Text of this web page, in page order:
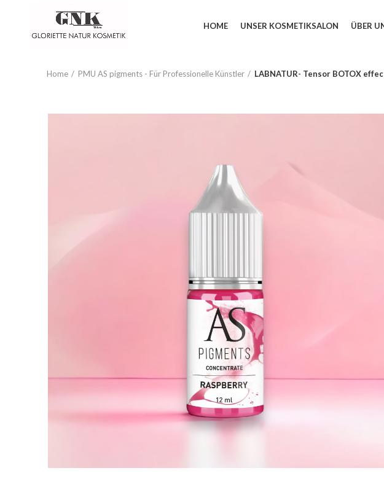
HOME UNSER KOSMETIKSALON ÜBER
Home PMU AS pigments - Für Professionelle Künstler LABNATUR- Tensor BOTOX